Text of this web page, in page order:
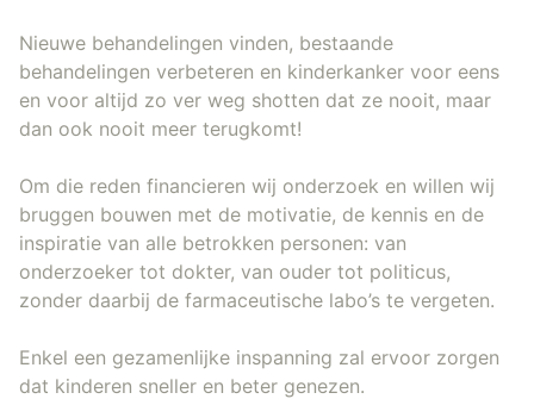
Nieuwe behandelingen vinden, bestaande
behandelingen verbeteren en kinderkanker voor eens
en voor altijd zo ver weg shotten dat ze nooit, maar
dan ook nooit meer terugkomt!
Om die reden financieren wij onderzoek en willen wij
bruggen bouwen met de motivatie, de kennis en de
inspiratie van alle betrokken personen: van
onderzoeker tot dokter, van ouder tot politicus,
zonder daarbij de farmaceutische labo’s te vergeten.
Enkel een gezamenlijke inspanning zal ervoor zorgen
dat kinderen sneller en beter genezen.